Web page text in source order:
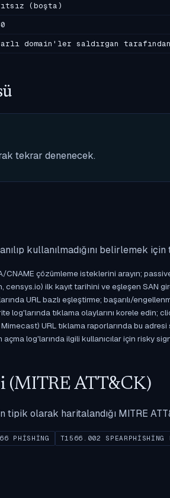
(boşta)
domain'ler saldırgan
tekrar denenecek.
kullanılmadığını belirlemek
çözümleme isteklerini arayın;
ilk kayıt tarihini ve eşleşen SAN
URL bazlı eşleştirme; başarılı/
log'larında tıklama olaylarını korele edin;
URL tıklama raporlarında bu adresi
log'larında ilgili kullanıcılar için risky
(MITRE ATT&CK)
tipik olarak haritalandığı MITRE
PHISHING T1566.002 SPEARPHISHING